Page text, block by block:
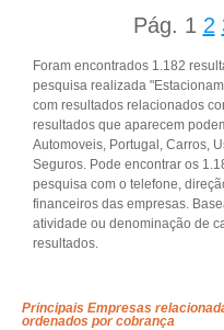
Pág. 1 2
Foram encontrados 1.182
pesquisa realizada
com resultados relacionados
resultados que aparecem
Automoveis, Portugal, Carros,
Seguros. Pode encontrar os
pesquisa com o telefone,
financeiros das empresas.
atividade ou denominação de
resultados.
Principais Empresas
ordenados por cobrança